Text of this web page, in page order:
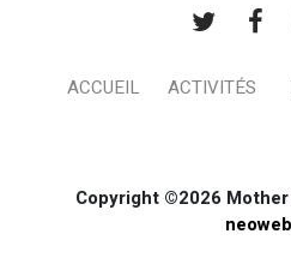
ACCUEIL ACTIVITÉS
Copyright ©2026